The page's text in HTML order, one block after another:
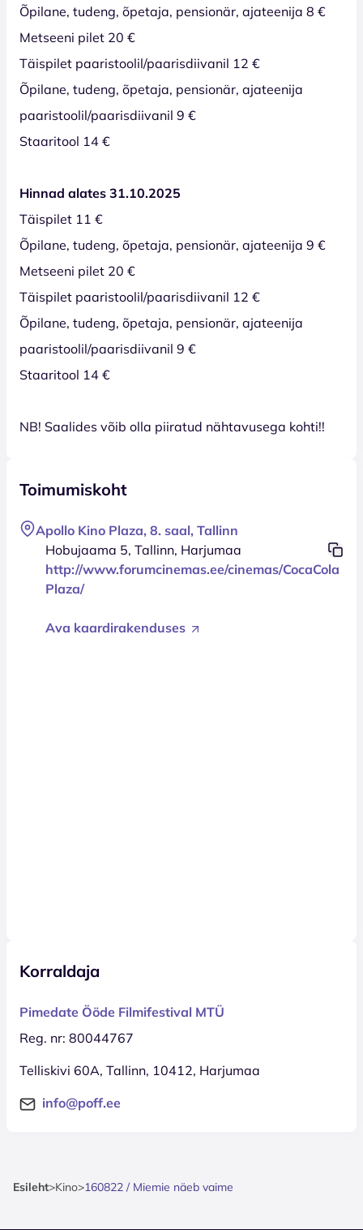
Õpilane, tudeng, õpetaja, pensionär, ajateenija 8 €
Metseeni pilet 20 €
Täispilet paaristoolil/paarisdiivanil 12 €
Õpilane, tudeng, õpetaja, pensionär, ajateenija
paaristoolil/paarisdiivanil 9 €
Staaritool 14 €
Hinnad alates 31.10.2025
Täispilet 11 €
Õpilane, tudeng, õpetaja, pensionär, ajateenija 9 €
Metseeni pilet 20 €
Täispilet paaristoolil/paarisdiivanil 12 €
Õpilane, tudeng, õpetaja, pensionär, ajateenija
paaristoolil/paarisdiivanil 9 €
Staaritool 14 €
NB! Saalides võib olla piiratud nähtavusega kohti!!
Toimumiskoht
Apollo Kino Plaza, 8. saal, Tallinn
Hobujaama 5, Tallinn, Harjumaa
http://www.forumcinemas.ee/cinemas/CocaCola
Plaza/
Ava kaardirakenduses
Korraldaja
Pimedate Ööde Filmifestival MTÜ
Reg. nr: 80044767
Telliskivi 60A, Tallinn, 10412, Harjumaa
info@poff.ee
Esileht>Kino>160822 / Miemie näeb vaime